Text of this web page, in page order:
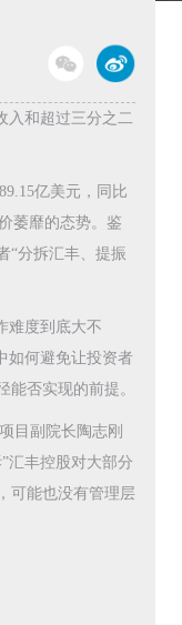
入和超过三分之二
亿美元，同比
萎靡的态势。鉴
“分拆汇丰、提振
难度到底大不
如何避免让投资者
否实现的前提。
目副院长陶志刚
汇丰控股对大部分
可能也没有管理层